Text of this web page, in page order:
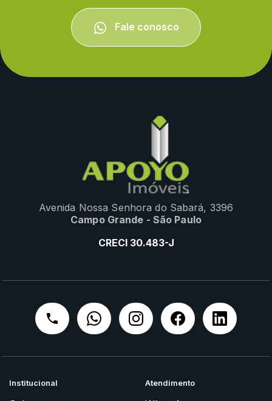
Fale conosco
Avenida Nossa Senhora do Sabará, 3396
Campo Grande - São Paulo
CRECI 30.483-J
Institucional Atendimento